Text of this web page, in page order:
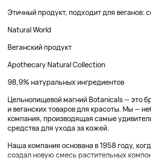
Этичный продукт, подходит для веганов:
Natural World
Веганский продукт
Apothecary Natural Collection
98,9% натуральных ингредиентов
Цельнопищевой магний Botanicals — это
и веганских товаров для красоты. Мы —
компания, производящая самые
средства для ухода за кожей.
Наша компания основана в 1958 году,
создал новую смесь растительных